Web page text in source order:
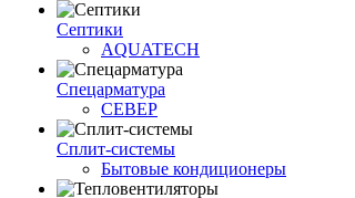
Септики
AQUATECH
Спецарматура
СЕВЕР
Сплит-системы
Бытовые кондиционеры